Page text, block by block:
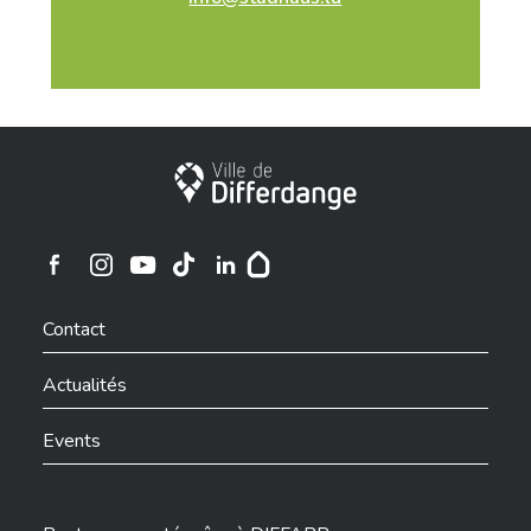
Ville de Differdange
Ville de Differdange sur Instagram
Contact
Actualités
Events